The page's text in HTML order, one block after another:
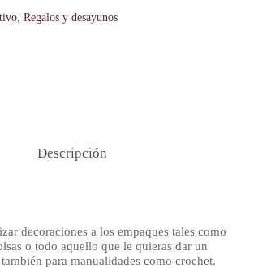
, Regalos y desayunos
Descripción
decoraciones a los empaques tales como
o todo aquello que le quieras dar un
para manualidades como crochet.